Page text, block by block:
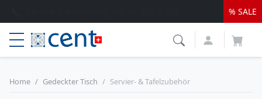
Service & Bestellung: +41 41 552 0 554
% SALE
Home Gedeckter Tisch Servier- & Tafelzubehör